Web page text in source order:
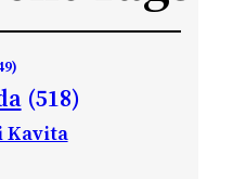
(518)
Kavita